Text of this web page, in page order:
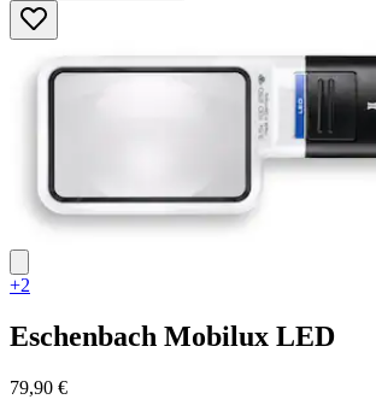
Sternen.
4
Bewertungen
+2
Eschenbach Mobilux LED
79,90 €